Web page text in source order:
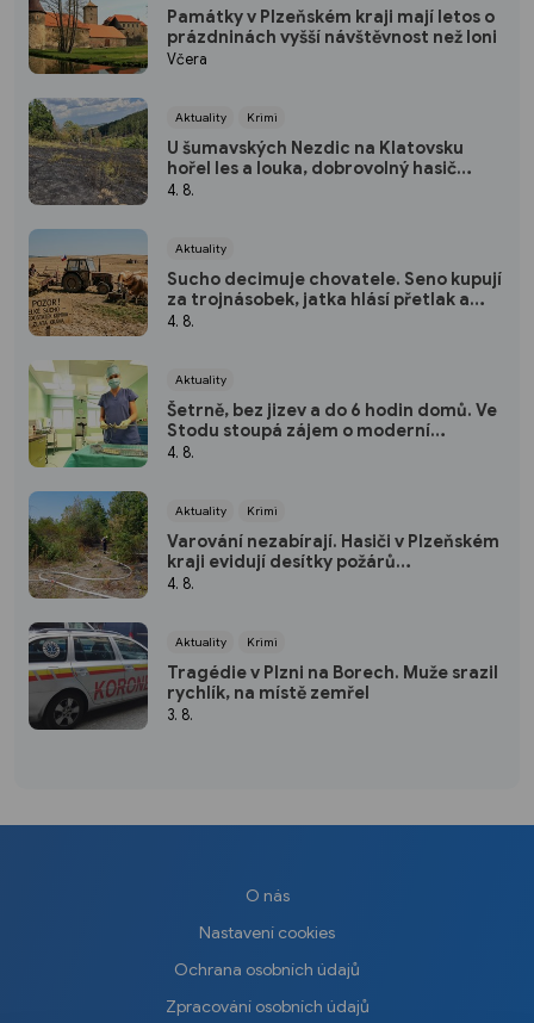
Památky v Plzeňském kraji mají letos o
prázdninách vyšší návštěvnost než loni
Včera
Aktuality Krimi
U šumavských Nezdic na Klatovsku
hořel les a louka, dobrovolný hasič
skončil v nemocnici
4. 8.
Aktuality
Sucho decimuje chovatele. Seno kupují
za trojnásobek, jatka hlásí přetlak a
hrozí rušení chovů
4. 8.
Aktuality
Šetrně, bez jizev a do 6 hodin domů. Ve
Stodu stoupá zájem o moderní
hysteroskopii
4. 8.
Aktuality Krimi
Varování nezabírají. Hasiči v Plzeňském
kraji evidují desítky požárů
způsobených lidmi
4. 8.
Aktuality Krimi
Tragédie v Plzni na Borech. Muže srazil
rychlík, na místě zemřel
3. 8.
O nás
Nastavení cookies
Ochrana osobních údajů
Zpracování osobních údajů